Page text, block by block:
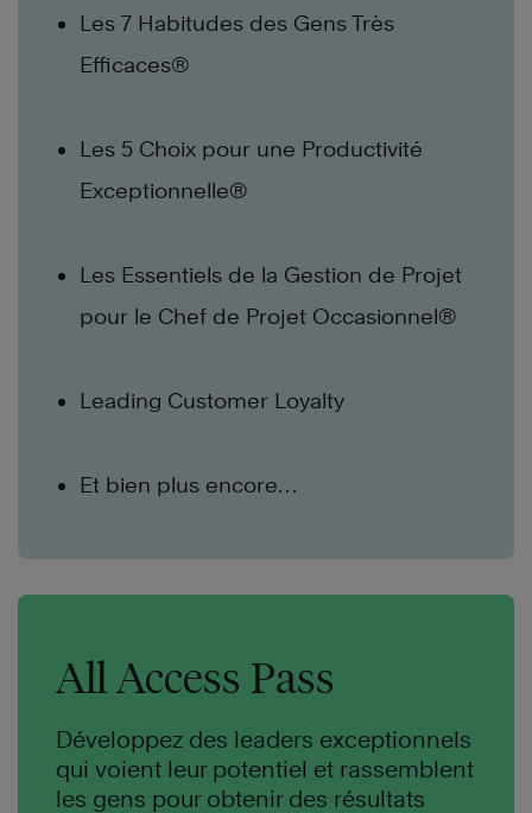
Les 7 Habitudes des Gens Très
Efficaces®
Les 5 Choix pour une Productivité
Exceptionnelle®
Les Essentiels de la Gestion de Projet
pour le Chef de Projet Occasionnel®
Leading Customer Loyalty
Et bien plus encore…
All Access Pass
Développez des leaders exceptionnels
qui voient leur potentiel et rassemblent
les gens pour obtenir des résultats